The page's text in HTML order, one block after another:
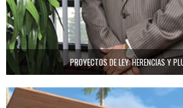
PROYECTOS DE LEY: HERENCIAS Y